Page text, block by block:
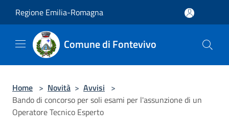
Regione Emilia-Romagna
Comune di Fontevivo
Home > Novità > Avvisi >
Bando di concorso per soli esami per l'assunzione di un
Operatore Tecnico Esperto